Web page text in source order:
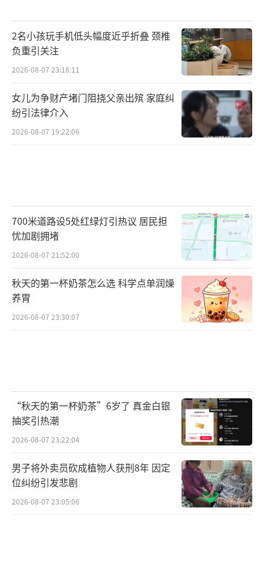
2名小孩玩手机低头幅度近乎折叠 颈椎
负重引关注
2026-08-07 23:18:11
女儿为争财产堵门阻挠父亲出殡 家庭纠
纷引法律介入
2026-08-07 19:22:06
700米道路设5处红绿灯引热议 居民担
忧加剧拥堵
2026-08-07 21:52:00
秋天的第一杯奶茶怎么选 科学点单润燥
养胃
2026-08-07 23:30:07
“秋天的第一杯奶茶”6岁了 真金白银
抽奖引热潮
2026-08-07 23:22:04
男子将外卖员砍成植物人获刑8年 因定
位纠纷引发悲剧
2026-08-07 23:05:06